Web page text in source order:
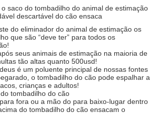
saco do tombadilho do animal de estimação
descartável do cão ensaca
do eliminador do animal de estimação os
que são “deve ter” para todos os
seus animais de estimação na maioria de
tão altas quanto 500usd!
é um poluente principal de nossas fontes
o tombadilho do cão pode espalhar a
crianças e adultos!
tombadilho do cão
fora ou a mão do para baixo-lugar dentro
do tombadilho do cão ensacam o